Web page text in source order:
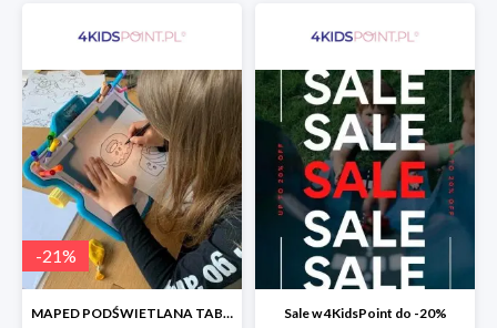
-21%
MAPED PODŚWIETLANA TABLICA DO RYSOWANIA LUMI BOARD CREATIV -21% Sale w 4KidsPoint do -20%